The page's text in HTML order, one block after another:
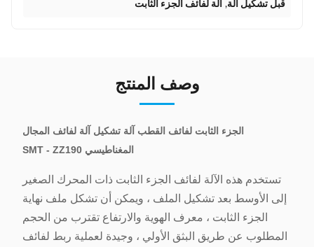
قبل تشكيل آلة, آلة لفائف الجزء الثابت
وصف المنتج
الجزء الثابت لفائف القطب آلة تشكيل آلة لفائف المجال
المغناطيسي SMT - ZZ190
تستخدم هذه الآلة لفائف الجزء الثابت ذات المحرك الصغير
إلى الأوسط بعد تشكيل الملف ، ويمكن أن تشكل ملف نهاية
الجزء الثابت ، معرف الهوية والارتفاع تقترب من الحجم
المطلوب عن طريق البثق الأولي ، وجيدة لعملية ربط لفائف